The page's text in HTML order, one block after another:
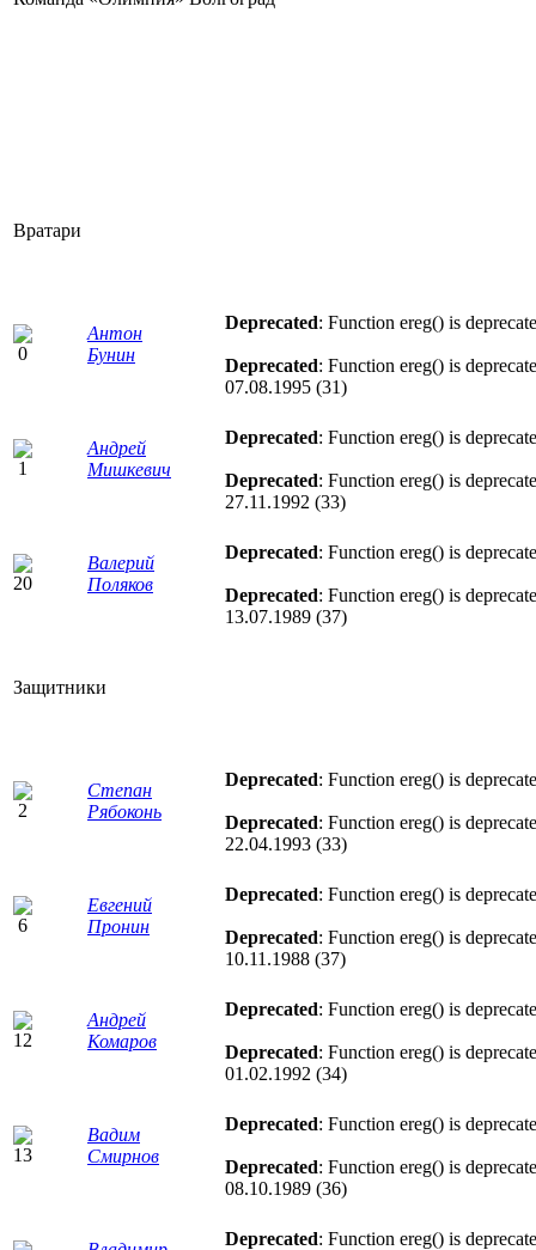
Вратари
Антон
Бунин
Deprecated: Function ereg() is
Deprecated: Function ereg() is
07.08.1995 (31)
Андрей
Мишкевич
Deprecated: Function ereg() is
Deprecated: Function ereg() is
27.11.1992 (33)
Валерий
Поляков
Deprecated: Function ereg() is
Deprecated: Function ereg() is
13.07.1989 (37)
Защитники
Степан
Рябоконь
Deprecated: Function ereg() is
Deprecated: Function ereg() is
22.04.1993 (33)
Евгений
Пронин
Deprecated: Function ereg() is
Deprecated: Function ereg() is
10.11.1988 (37)
Андрей
Комаров
Deprecated: Function ereg() is
Deprecated: Function ereg() is
01.02.1992 (34)
Вадим
Смирнов
Deprecated: Function ereg() is
Deprecated: Function ereg() is
08.10.1989 (36)
Deprecated: Function ereg() is